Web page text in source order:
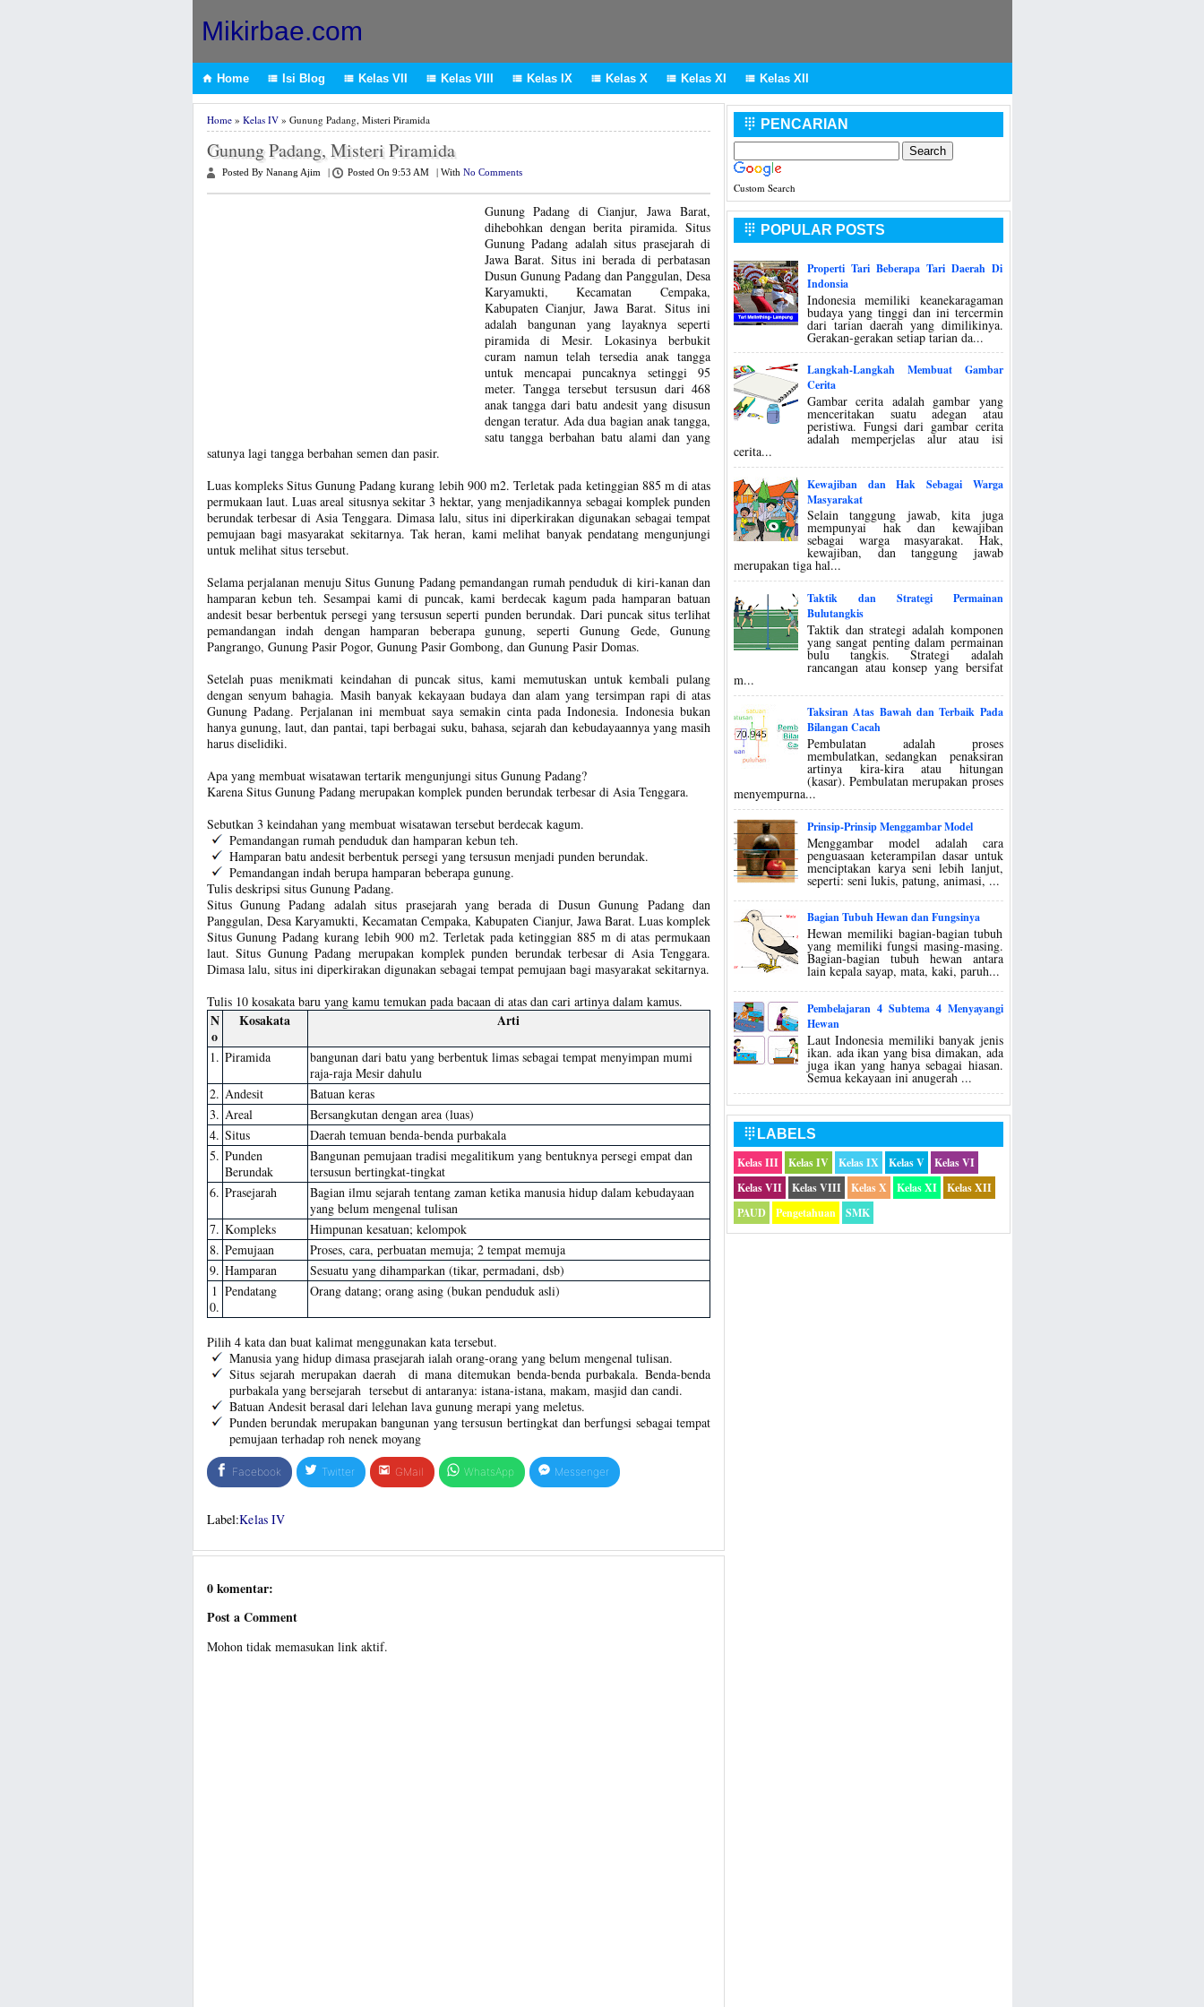
Mikirbae.com
 Home  Isi Blog  Kelas VII  Kelas VIII  Kelas IX  Kelas X  Kelas XI  Kelas XII
Home» Kelas IV» Gunung Padang, Misteri Piramida
Gunung Padang, Misteri Piramida
Posted By Nanang Ajim Posted On 9:53 AM With No Comments
Gunung Padang di Cianjur, Jawa Barat,
dihebohkan dengan berita piramida. Situs
Gunung Padang adalah situs prasejarah di
Jawa Barat. Situs ini berada di perbatasan
Dusun Gunung Padang dan Panggulan, Desa
Karyamukti, Kecamatan Cempaka,
Kabupaten Cianjur, Jawa Barat. Situs ini
adalah bangunan yang layaknya seperti
piramida di Mesir. Lokasinya berbukit
curam namun telah tersedia anak tangga
untuk mencapai puncaknya setinggi 95
meter. Tangga tersebut tersusun dari 468
anak tangga dari batu andesit yang disusun
dengan teratur. Ada dua bagian anak tangga,
satu tangga berbahan batu alami dan yang
satunya lagi tangga berbahan semen dan pasir.
Luas kompleks Situs Gunung Padang kurang lebih 900 m2. Terletak pada ketinggian 885 m di atas
permukaan laut. Luas areal situsnya sekitar 3 hektar, yang menjadikannya sebagai komplek punden
berundak terbesar di Asia Tenggara. Dimasa lalu, situs ini diperkirakan digunakan sebagai tempat
pemujaan bagi masyarakat sekitarnya. Tak heran, kami melihat banyak pendatang mengunjungi
untuk melihat situs tersebut.
Selama perjalanan menuju Situs Gunung Padang pemandangan rumah penduduk di kiri-kanan dan
hamparan kebun teh. Sesampai kami di puncak, kami berdecak kagum pada hamparan batuan
andesit besar berbentuk persegi yang tersusun seperti punden berundak. Dari puncak situs terlihat
pemandangan indah dengan hamparan beberapa gunung, seperti Gunung Gede, Gunung
Pangrango, Gunung Pasir Pogor, Gunung Pasir Gombong, dan Gunung Pasir Domas.
Setelah puas menikmati keindahan di puncak situs, kami memutuskan untuk kembali pulang
dengan senyum bahagia. Masih banyak kekayaan budaya dan alam yang tersimpan rapi di atas
Gunung Padang. Perjalanan ini membuat saya semakin cinta pada Indonesia. Indonesia bukan
hanya gunung, laut, dan pantai, tapi berbagai suku, bahasa, sejarah dan kebudayaannya yang masih
harus diselidiki.
Apa yang membuat wisatawan tertarik mengunjungi situs Gunung Padang?
Karena Situs Gunung Padang merupakan komplek punden berundak terbesar di Asia Tenggara.
Sebutkan 3 keindahan yang membuat wisatawan tersebut berdecak kagum.
Pemandangan rumah penduduk dan hamparan kebun teh.
Hamparan batu andesit berbentuk persegi yang tersusun menjadi punden berundak.
Pemandangan indah berupa hamparan beberapa gunung.
Tulis deskripsi situs Gunung Padang.
Situs Gunung Padang adalah situs prasejarah yang berada di Dusun Gunung Padang dan
Panggulan, Desa Karyamukti, Kecamatan Cempaka, Kabupaten Cianjur, Jawa Barat. Luas komplek
Situs Gunung Padang kurang lebih 900 m2. Terletak pada ketinggian 885 m di atas permukaan
laut. Situs Gunung Padang merupakan komplek punden berundak terbesar di Asia Tenggara.
Dimasa lalu, situs ini diperkirakan digunakan sebagai tempat pemujaan bagi masyarakat sekitarnya.
Tulis 10 kosakata baru yang kamu temukan pada bacaan di atas dan cari artinya dalam kamus.
N
o
Kosakata Arti
1. Piramida
bangunan dari batu yang berbentuk limas sebagai tempat menyimpan mumi
raja-raja Mesir dahulu
2. Andesit
Batuan keras
3. Areal
Bersangkutan dengan area (luas)
4. Situs
Daerah temuan benda-benda purbakala
5. Punden
Berundak
Bangunan pemujaan tradisi megalitikum yang bentuknya persegi empat dan
tersusun bertingkat-tingkat
6. Prasejarah
Bagian ilmu sejarah tentang zaman ketika manusia hidup dalam kebudayaan
yang belum mengenal tulisan
7. Kompleks
Himpunan kesatuan; kelompok
8. Pemujaan
Proses, cara, perbuatan memuja; 2 tempat memuja
9. Hamparan
Sesuatu yang dihamparkan (tikar, permadani, dsb)
1
0.
Pendatang Orang datang; orang asing (bukan penduduk asli)
Pilih 4 kata dan buat kalimat menggunakan kata tersebut.
Manusia yang hidup dimasa prasejarah ialah orang-orang yang belum mengenal tulisan.
Situs sejarah merupakan daerah di mana ditemukan benda-benda purbakala. Benda-benda
purbakala yang bersejarah tersebut di antaranya: istana-istana, makam, masjid dan candi.
Batuan Andesit berasal dari lelehan lava gunung merapi yang meletus.
Punden berundak merupakan bangunan yang tersusun bertingkat dan berfungsi sebagai tempat
pemujaan terhadap roh nenek moyang
Facebook Twitter GMail WhatsApp Messenger
Label:Kelas IV
0 komentar:
Post a Comment
Mohon tidak memasukan link aktif.
 PENCARIAN
Custom Search
 POPULAR POSTS
Properti Tari Beberapa Tari Daerah Di
Indonsia
Indonesia memiliki keanekaragaman
budaya yang tinggi dan ini tercermin
dari tarian daerah yang dimilikinya.
Gerakan-gerakan setiap tarian da...
Langkah-Langkah Membuat Gambar
Cerita
Gambar cerita adalah gambar yang
menceritakan suatu adegan atau
peristiwa. Fungsi dari gambar cerita
adalah memperjelas alur atau isi
cerita...
Kewajiban dan Hak Sebagai Warga
Masyarakat
Selain tanggung jawab, kita juga
mempunyai hak dan kewajiban
sebagai warga masyarakat. Hak,
kewajiban, dan tanggung jawab
merupakan tiga hal...
Taktik dan Strategi Permainan
Bulutangkis
Taktik dan strategi adalah komponen
yang sangat penting dalam permainan
bulu tangkis. Strategi adalah
rancangan atau konsep yang bersifat
m...
Taksiran Atas Bawah dan Terbaik Pada
Bilangan Cacah
Pembulatan adalah proses
membulatkan, sedangkan penaksiran
artinya kira-kira atau hitungan
(kasar). Pembulatan merupakan proses
menyempurna...
Prinsip-Prinsip Menggambar Model
Menggambar model adalah cara
penguasaan keterampilan dasar untuk
menciptakan karya seni lebih lanjut,
seperti: seni lukis, patung, animasi, ...
Bagian Tubuh Hewan dan Fungsinya
Hewan memiliki bagian-bagian tubuh
yang memiliki fungsi masing-masing.
Bagian-bagian tubuh hewan antara
lain kepala sayap, mata, kaki, paruh...
Pembelajaran 4 Subtema 4 Menyayangi
Hewan
Laut Indonesia memiliki banyak jenis
ikan. ada ikan yang bisa dimakan, ada
juga ikan yang hanya sebagai hiasan.
Semua kekayaan ini anugerah ...
 LABELS
Kelas III
Kelas IV Kelas IX Kelas V
Kelas VI
Kelas VII
Kelas VIII Kelas X Kelas XI
Kelas XII
PAUD
Pengetahuan SMK